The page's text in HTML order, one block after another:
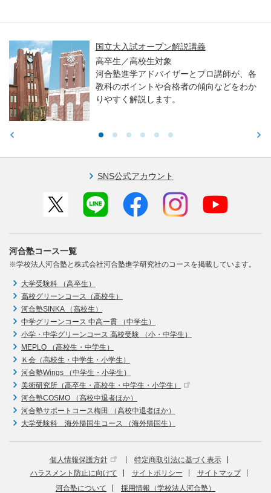
国立大入試オープン解説講義
高卒生／高校生対象
河合塾進学アドバイザーとプロ講師が、各
教科のポイントや合格者の傾向などをわか
りやすく解説します。
SNS公式アカウント
河合塾コース一覧
※学校法人河合塾と株式会社河合塾進学研究社のコースを掲載しています。
大学受験科 （高卒生）
高校グリーンコース（高校生）
河合塾SINKA （高校生）
中学グリーンコース 中高一貫 （中学生）
小学・中学グリーンコース 高校受験 （小・中学生）
MEPLO （高校生・中学生）
Ｋ会（高校生・中学生・小学生）
河合塾Wings （中学生・小学生）
美術研究所（高卒生・高校生・中学生・小学生）
河合塾COSMO （高校中退者ほか）
河合塾サポートコース梅田 （高校中退者ほか）
大学受験科 海外帰国生コース （海外帰国生）
個人情報保護方針
特定商取引法に基づく表示
ハラスメント防止に向けて
サイトポリシー
サイトマップ
河合塾について
採用情報（学校法人河合塾）